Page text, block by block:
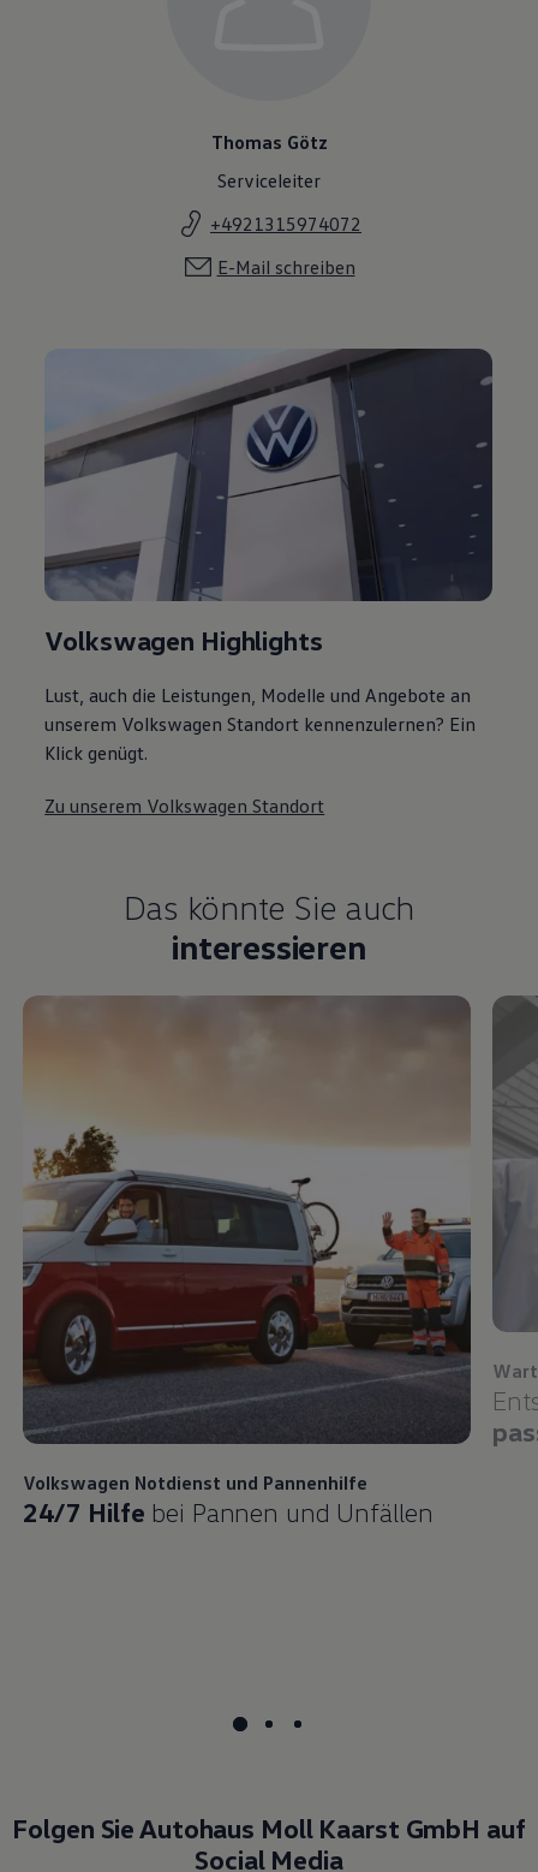
Thomas Götz
Serviceleiter
+4921315974072
E-Mail schreiben
Volkswagen Highlights
Lust, auch die Leistungen, Modelle und Angebote an
unserem Volkswagen Standort kennenzulernen? Ein
Klick genügt.
Zu unserem Volkswagen Standort
Das könnte Sie auch
interessieren
Volkswagen Notdienst und Pannenhilfe
24/7 Hilfe bei Pannen und Unfällen
Folgen Sie Autohaus Moll Kaarst GmbH auf
Social Media